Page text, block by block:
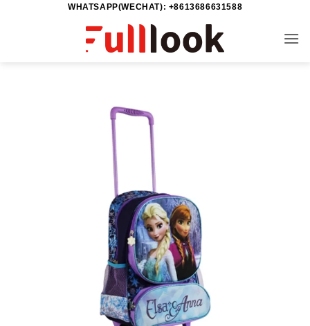
WHATSAPP(WECHAT): +8613686631588